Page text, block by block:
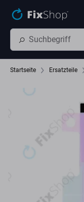
Startseite Ersatzteile